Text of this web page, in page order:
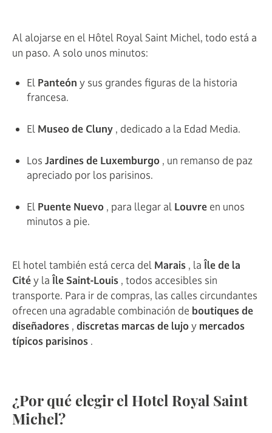
Al alojarse en el Hôtel Royal Saint Michel, todo está a
un paso. A solo unos minutos:
El Panteón y sus grandes figuras de la historia
francesa.
El Museo de Cluny , dedicado a la Edad Media.
Los Jardines de Luxemburgo , un remanso de paz
apreciado por los parisinos.
El Puente Nuevo , para llegar al Louvre en unos
minutos a pie.
El hotel también está cerca del Marais , la Île de la
Citéy la Île Saint-Louis , todos accesibles sin
transporte. Para ir de compras, las calles circundantes
ofrecen una agradable combinación de boutiques de
diseñadores , discretas marcas de lujoy mercados
típicos parisinos .
¿Por qué elegir el Hotel Royal Saint
Michel?